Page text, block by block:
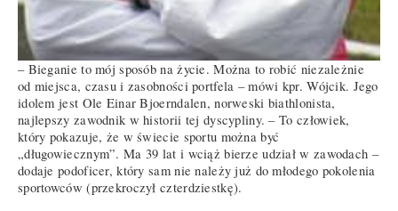
– Bieganie to mój sposób na życie. Można to robić niezależnie
od miejsca, czasu i zasobności portfela – mówi kpr. Wójcik. Jego
idolem jest Ole Einar Bjoerndalen, norweski biathlonista,
najlepszy zawodnik w historii tej dyscypliny. – To człowiek,
który pokazuje, że w świecie sportu można być
„długowiecznym”. Ma 39 lat i wciąż bierze udział w zawodach –
dodaje podoficer, który sam nie należy już do młodego pokolenia
sportowców (przekroczył czterdziestkę).